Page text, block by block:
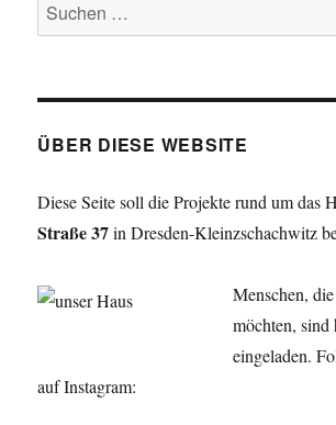
nach:
ÜBER DIESE WEBSITE
Diese Seite soll die Projekte rund um das
Straße 37in Dresden-Kleinzschachwitz
Menschen,
möchten,
eingeladen.
auf Instagram: